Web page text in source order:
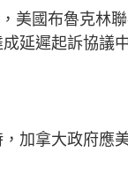
美國布魯克林
延遲起訴協議
加拿大政府應